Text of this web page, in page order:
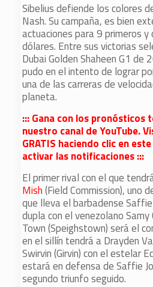
Sibelius defiende los colores
Nash. Su campaña, es bien
actuaciones para 9 primeros
dólares. Entre sus victorias
Dubai Golden Shaheen G1 de
pudo en el intento de lograr
una de las carreras de
planeta.
::: Gana con los pronósticos
nuestro canal de YouTube.
GRATIS haciendo clic en
activar las notificaciones :::
El primer rival con el que
Mish(Field Commission), uno
que lleva el barbadense Saffie
dupla con el venezolano Samy
Town (Speighstown) será el
en el sillín tendrá a Drayden
Swirvin (Girvin) con el estelar
estará en defensa de Saffie
segundo triunfo seguido.